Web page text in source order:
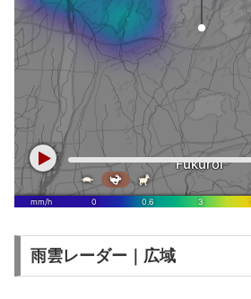
雨雲レーダー｜広域